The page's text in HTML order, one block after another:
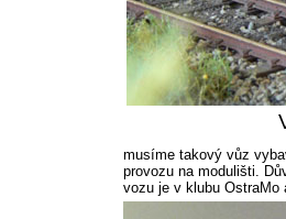
musíme takový vůz
provozu na modulišti.
vozu je v klubu OstraMo